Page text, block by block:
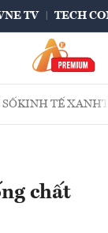
TV TECH
KINH TẾ XANH
chất